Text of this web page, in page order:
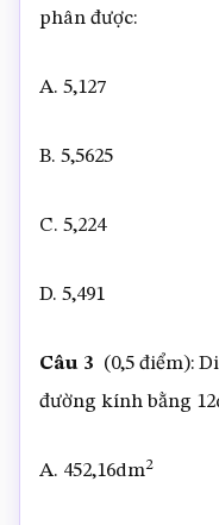
phân được:
A. 5,127
B. 5,5625
C. 5,224
D. 5,491
Câu 3 (0,5 điểm):
đường kính bằng
A. 452,16dm2